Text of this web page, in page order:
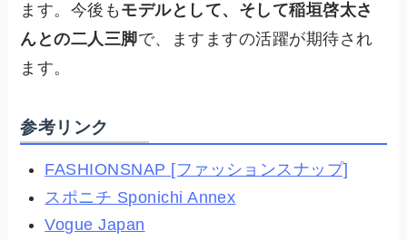
ます。今後も モデルとして、そして稲垣啓太さ
んとの二人三脚で、ますますの活躍が期待され
ます。
参考リンク
FASHIONSNAP [ファッションスナップ]
スポニチ Sponichi Annex
Vogue Japan